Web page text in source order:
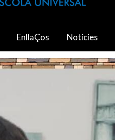
EnllaÇos Noticies